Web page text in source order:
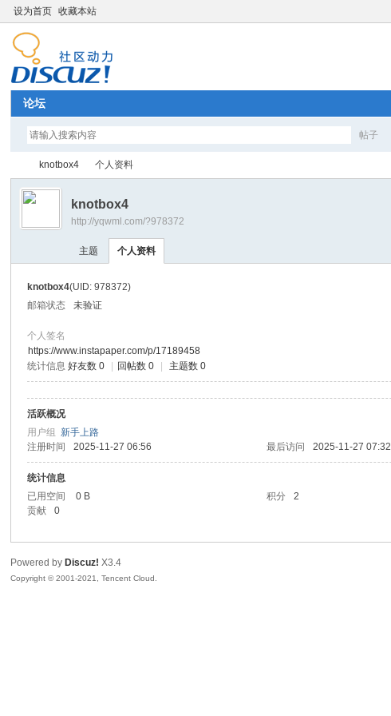
设为首页 收藏本站
论坛
帖子
›
knotbox4 个人资料
knotbox4
http://yqwml.com/?978372
主题 个人资料
knotbox4(UID: 978372)
邮箱状态
未验证
个人签名
https://www.instapaper.com/p/17189458
统计信息 好友数 0 回帖数 0 主题数 0
活跃概况
用户组新手上路
注册时间
2025-11-27 06:56 最后访问 2025-11-27 07:32
统计信息
已用空间
0 B 积分 2
贡献
0
Powered by Discuz! X3.4
Copyright © 2001-2021, Tencent Cloud.